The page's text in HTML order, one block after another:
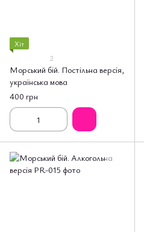
Хіт
2
Морський бій. Постільна версія,
українська мова
400 грн